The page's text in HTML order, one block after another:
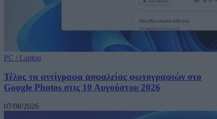
PC / Laptop
Τέλος τα αντίγραφα ασφαλείας φωτογραφιών στο
Google Photos στις 10 Αυγούστου 2026
07/08/2026